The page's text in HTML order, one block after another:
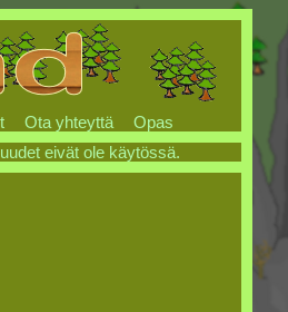
Ota yhteyttä
Opas
eivät ole käytössä.